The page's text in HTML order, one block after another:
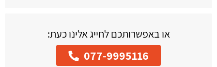
או באפשרותכם לחייג אלינו כעת:
077-9995116